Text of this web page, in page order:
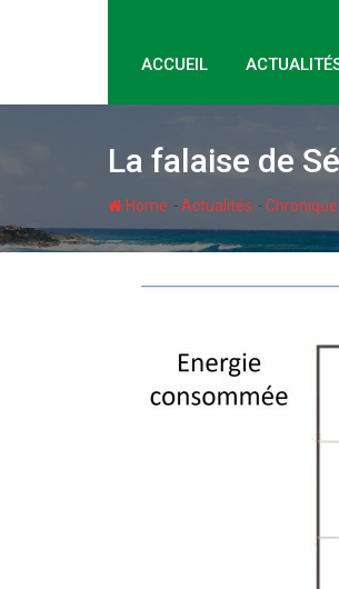
ACCUEIL
La falaise de
Home -Actualités -